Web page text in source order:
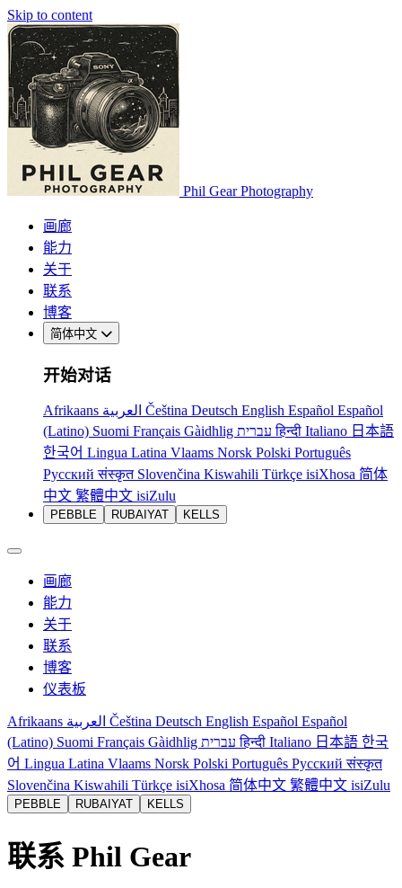
Skip to content
Phil Gear Photography
画廊
能力
关于
联系
博客
简体中文
开始对话
Afrikaans Čeština Deutsch English Español Español
(Latino) Suomi Français Gàidhlig עבריתहिन्दी Italiano 日本語
한국어 Lingua Latina Vlaams Norsk Polski Português
Русскийसंस्कृत Slovenčina Kiswahili Türkçe isiXhosa 简体
中文 繁體中文 isiZulu
PEBBLE RUBAIYAT KELLS
画廊
能力
关于
联系
博客
仪表板
Afrikaans Čeština Deutsch English Español Español
(Latino) Suomi Français Gàidhlig עבריתहिन्दी Italiano 日本語 한국
어 Lingua Latina Vlaams Norsk Polski Português Русскийसंस्कृत
Slovenčina Kiswahili Türkçe isiXhosa 简体中文 繁體中文 isiZulu
PEBBLE RUBAIYAT KELLS
联系 Phil Gear